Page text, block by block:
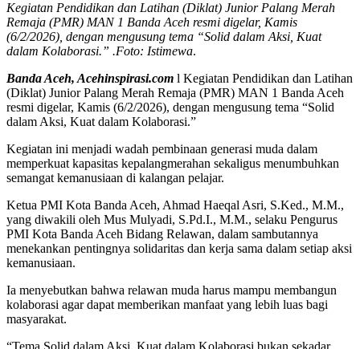
Kegiatan Pendidikan dan Latihan (Diklat) Junior Palang Merah
Remaja (PMR) MAN 1 Banda Aceh resmi digelar, Kamis
(6/2/2026), dengan mengusung tema “Solid dalam Aksi, Kuat
dalam Kolaborasi.” .Foto: Istimewa.
Banda Aceh, Acehinspirasi.com l Kegiatan Pendidikan dan Latihan
(Diklat) Junior Palang Merah Remaja (PMR) MAN 1 Banda Aceh
resmi digelar, Kamis (6/2/2026), dengan mengusung tema “Solid
dalam Aksi, Kuat dalam Kolaborasi.”
Kegiatan ini menjadi wadah pembinaan generasi muda dalam
memperkuat kapasitas kepalangmerahan sekaligus menumbuhkan
semangat kemanusiaan di kalangan pelajar.
Ketua PMI Kota Banda Aceh, Ahmad Haeqal Asri, S.Ked., M.M.,
yang diwakili oleh Mus Mulyadi, S.Pd.I., M.M., selaku Pengurus
PMI Kota Banda Aceh Bidang Relawan, dalam sambutannya
menekankan pentingnya solidaritas dan kerja sama dalam setiap aksi
kemanusiaan.
Ia menyebutkan bahwa relawan muda harus mampu membangun
kolaborasi agar dapat memberikan manfaat yang lebih luas bagi
masyarakat.